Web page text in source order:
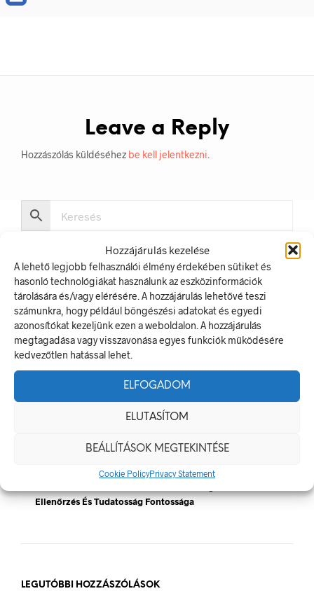
Hozzájárulás kezelése
A lehető legjobb felhasználói élmény érdekében sütiket és
hasonló technológiákat használunk az eszközinformációk
tárolására és/vagy elérésére. A hozzájárulás lehetővé teszi
számunkra, hogy például böngészési adatokat és egyedi
azonosítókat kezeljünk ezen a weboldalon. A hozzájárulás
megtagadása vagy visszavonása egyes funkciók működésére
kedvezőtlen hatással lehet.
ELFOGADOM
ELUTASÍTOM
BEÁLLÍTÁSOK MEGTEKINTÉSE
Cookie PolicyPrivacy Statement
Leave a Reply
Hozzászólás küldéséhez be kell jelentkezni
LEGUTÓBBI BEJEGYZÉSEK
Munkavédelmi Táblák És Biztonsági Jelzések – Miért
Nélkülözhetetlenek A Munkahelyen?
És Hogyan Teheted Egyedivé?
Céges Logóval Ellátott Pólók: Az Identitás És Csapatszellem
A Biztonságos Hulladékgazdálkodás: A Hulladékgyűjtő
Ellenőrzés És Tudatosság Fontossága
LEGUTÓBBI HOZZÁSZÓLÁSOK